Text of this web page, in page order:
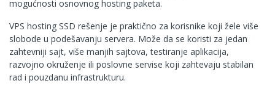
mogućnosti osnovnog hosting paketa.
VPS hosting SSD rešenje je praktično za korisnike koji žele više
slobode u podešavanju servera. Može da se koristi za jedan
zahtevniji sajt, više manjih sajtova, testiranje aplikacija,
razvojno okruženje ili poslovne servise koji zahtevaju stabilan
rad i pouzdanu infrastrukturu.